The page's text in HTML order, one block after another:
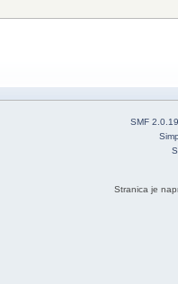
SMF 2.0.19
Stranica je